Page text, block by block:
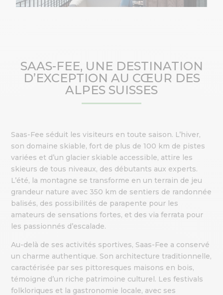
SAAS-FEE, UNE DESTINATION
D’EXCEPTION AU CŒUR DES
ALPES SUISSES
Saas-Fee séduit les visiteurs en toute saison. L’hiver,
son domaine skiable, fort de plus de 100 km de pistes
variées et d’un glacier skiable accessible, attire les
skieurs de tous niveaux, des débutants aux experts.
L’été, la montagne se transforme en un terrain de jeu
grandeur nature avec 350 km de sentiers de randonnée
balisés, des possibilités de parapente pour les
amateurs de sensations fortes, et des via ferrata pour
les passionnés d’escalade.
Au-delà de ses activités sportives, Saas-Fee a conservé
un charme authentique. Son architecture traditionnelle,
caractérisée par ses pittoresques maisons en bois,
témoigne d’un riche patrimoine culturel. Les festivals
folkloriques et la gastronomie locale, avec ses